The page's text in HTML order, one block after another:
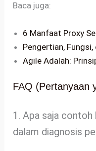
Baca juga:
6 Manfaat Proxy
Pengertian,
Agile Adalah:
FAQ (Pertanyaan
1. Apa saja
dalam diagnosis